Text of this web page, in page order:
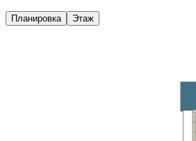
Планировка Этаж